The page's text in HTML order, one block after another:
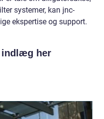
systemer, kan jnc-
ekspertise og support.
her